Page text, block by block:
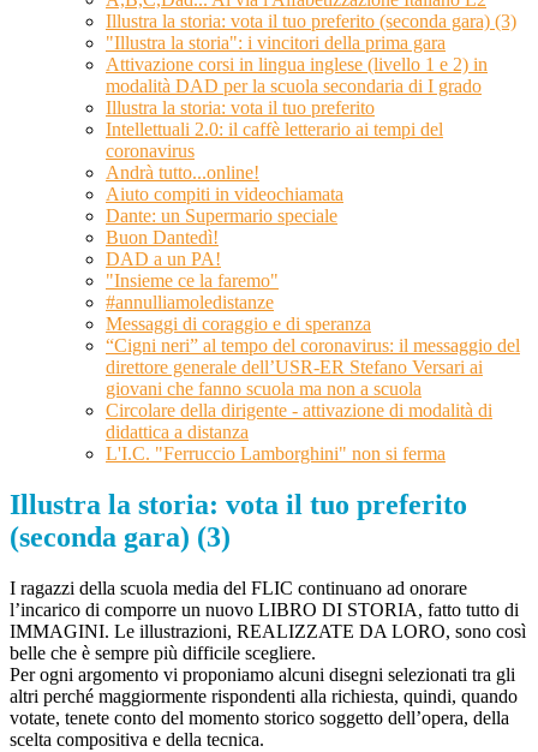
Illustra la storia: vota il tuo preferito (seconda gara) (3)
"Illustra la storia": i vincitori della prima gara
Attivazione corsi in lingua inglese (livello 1 e 2) in
modalità DAD per la scuola secondaria di I grado
Illustra la storia: vota il tuo preferito
Intellettuali 2.0: il caffè letterario ai tempi del
coronavirus
Andrà tutto...online!
Aiuto compiti in videochiamata
Dante: un Supermario speciale
Buon Dantedì!
DAD a un PA!
"Insieme ce la faremo"
#annulliamoledistanze
Messaggi di coraggio e di speranza
“Cigni neri” al tempo del coronavirus: il messaggio del
direttore generale dell’USR-ER Stefano Versari ai
giovani che fanno scuola ma non a scuola
Circolare della dirigente - attivazione di modalità di
didattica a distanza
L'I.C. "Ferruccio Lamborghini" non si ferma
Illustra la storia: vota il tuo preferito
(seconda gara) (3)
I ragazzi della scuola media del FLIC continuano ad onorare
l’incarico di comporre un nuovo LIBRO DI STORIA, fatto tutto di
IMMAGINI. Le illustrazioni, REALIZZATE DA LORO, sono così
belle che è sempre più difficile scegliere.
Per ogni argomento vi proponiamo alcuni disegni selezionati tra gli
altri perché maggiormente rispondenti alla richiesta, quindi, quando
votate, tenete conto del momento storico soggetto dell’opera, della
scelta compositiva e della tecnica.